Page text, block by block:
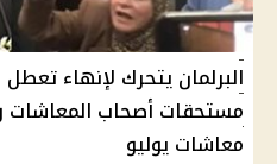
البرلمان يتحرك لإنهاء
مستحقات أصحاب
معاشات يوليو